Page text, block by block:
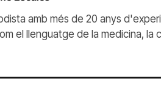
amb més de 20 anys
el llenguatge de la medicina, la